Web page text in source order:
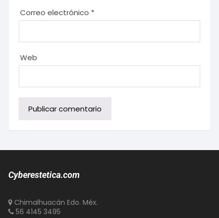
Correo electrónico *
Web
Cyberestetica.com
Chimalhuacán Edo. Méx.
56 4145 3495